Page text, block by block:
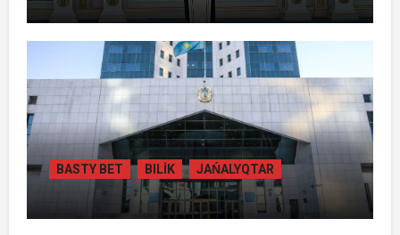
ТОҚАЕВ БІРНЕШЕ ІРІ АВТОЖОЛ
ЖОБАСЫНЫҢ ҚҰРЫЛЫСЫН РЕСМИ
ТҮРДЕ БАСТАП БЕРДІ
BASTY BET BILİK JAŃALYQTAR
ҚАЗАҚСТАНДА
ГИДРОЭНЕРГЕТИКАНЫ ДАМЫТУДЫҢ